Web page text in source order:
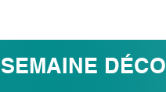
SEMAINE